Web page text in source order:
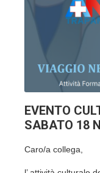
EVENTO
SABATO 18
Caro/a collega,